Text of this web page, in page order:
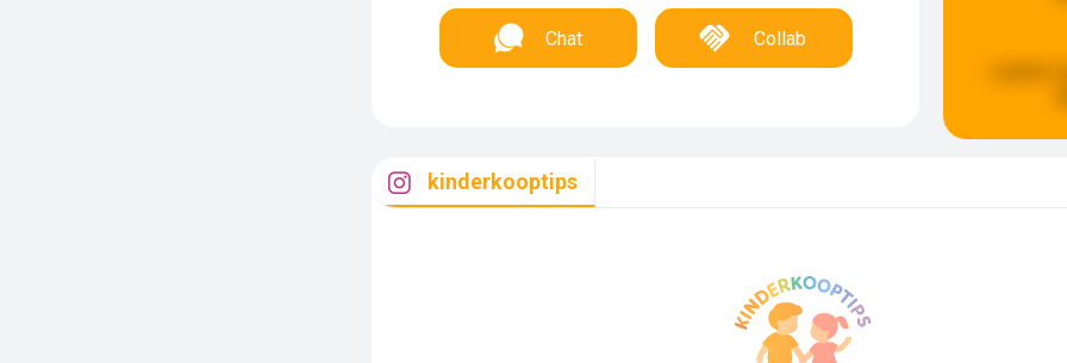
Chat Collab
kinderkooptips